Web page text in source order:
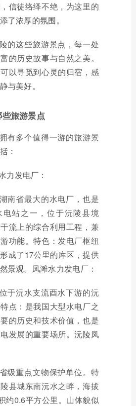
信徒络绎不绝，为这里的
了浓厚的氛围。
的这些旅游景点，每一处
的历史故事与自然之美。
以寻觅到心灵的归宿，感
与美好。
旅游景点
有多个值得一游的旅游景
：
力发电厂：
南省最大的水电厂，也是
电站之一，位于沅陵县境
流上的综合利用工程，兼
功能。特色：发电厂枢纽
成了17公里的库区，提供
景观。凤滩水力发电厂：
于沅水支流酉水下游的沅
点：是我国大型水电厂之
的历史和技术价值，也是
发展的重要场所。沅陵凤
级重点文物保护单位。特
县城东南沅水之畔，海拔
约0.6平方公里。山体貌似